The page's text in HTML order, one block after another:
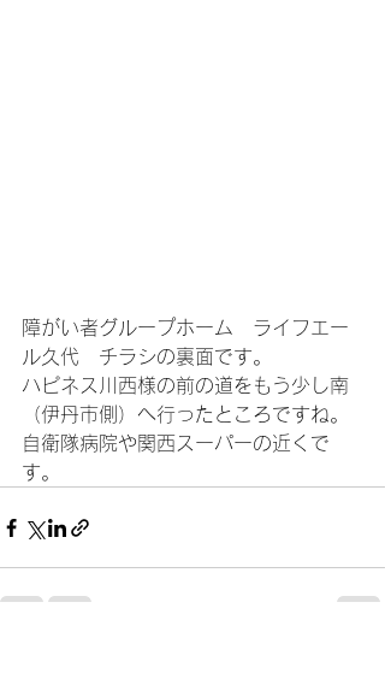
障がい者グループホーム　ライフエー
ル久代　チラシの裏面です。
ハピネス川西様の前の道をもう少し南
（伊丹市側）へ行ったところですね。
自衛隊病院や関西スーパーの近くで
す。